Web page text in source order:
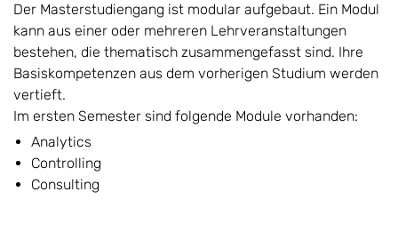
Der Masterstudiengang ist modular aufgebaut. Ein Modul
kann aus einer oder mehreren Lehrveranstaltungen
bestehen, die thematisch zusammengefasst sind. Ihre
Basiskompetenzen aus dem vorherigen Studium werden
vertieft.
Im ersten Semester sind folgende Module vorhanden:
Analytics
Controlling
Consulting